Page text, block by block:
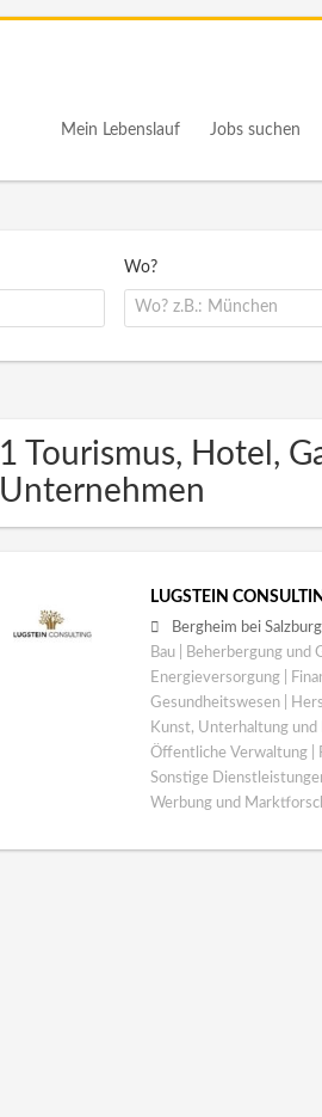
Mein Lebenslauf Jobs suchen
Wo?
1 Tourismus, Hotel,
Unternehmen
LUGSTEIN
Bergheim bei Salzburg
Bau | Beherbergung und
Energieversorgung |
Gesundheitswesen |
Kunst, Unterhaltung und
Öffentliche Verwaltung |
Sonstige
Werbung und